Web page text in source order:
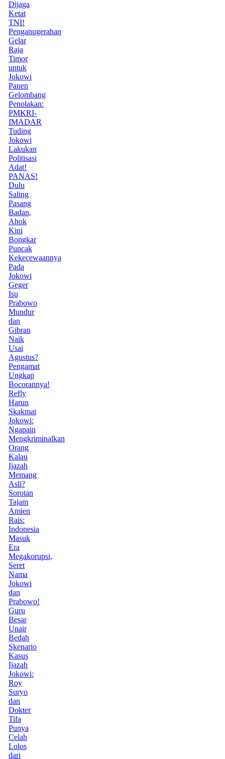
Dijaga
Ketat
TNI!
Penganugerahan
Gelar
Raja
Timor
untuk
Jokowi
Panen
Gelombang
Penolakan:
PMKRI-
IMADAR
Tuding
Jokowi
Lakukan
Politisasi
Adat!
PANAS!
Dulu
Saling
Pasang
Badan,
Ahok
Kini
Bongkar
Puncak
Kekecewaannya
Pada
Jokowi
Geger
Isu
Prabowo
Mundur
dan
Gibran
Naik
Usai
Agustus?
Pengamat
Ungkap
Bocorannya!
Refly
Harun
Skakmat
Jokowi:
Ngapain
Mengkriminalkan
Orang
Kalau
Ijazah
Memang
Asli?
Sorotan
Tajam
Amien
Rais:
Indonesia
Masuk
Era
Megakorupsi,
Seret
Nama
Jokowi
dan
Prabowo!
Guru
Besar
Unair
Bedah
Skenario
Kasus
Ijazah
Jokowi:
Roy
Suryo
dan
Dokter
Tifa
Punya
Celah
Lolos
dari